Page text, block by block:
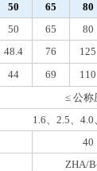
50 65 80
50 65 80
48.4 76 125
44 69 110
≤ 公称
1.6、2.5、4.0
40
ZHA/